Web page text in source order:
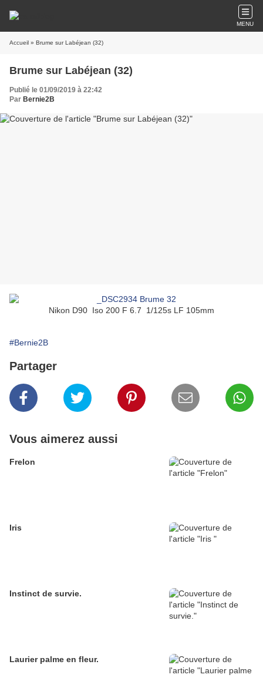
MENU
Accueil » Brume sur Labéjean (32)
Brume sur Labéjean (32)
Publié le 01/09/2019 à 22:42
Par Bernie2B
Nikon D90 Iso 200 F 6.7 1/125s LF 105mm
#Bernie2B
Partager
Vous aimerez aussi
Frelon
Iris
Instinct de survie.
Laurier palme en fleur.